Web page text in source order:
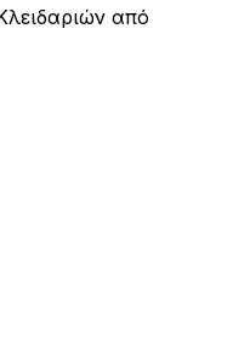
από